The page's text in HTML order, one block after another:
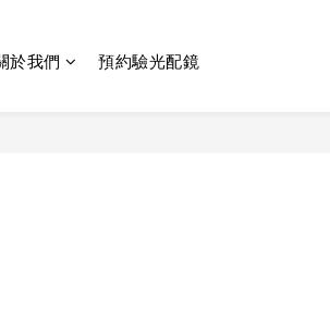
於我們 預約驗光配鏡